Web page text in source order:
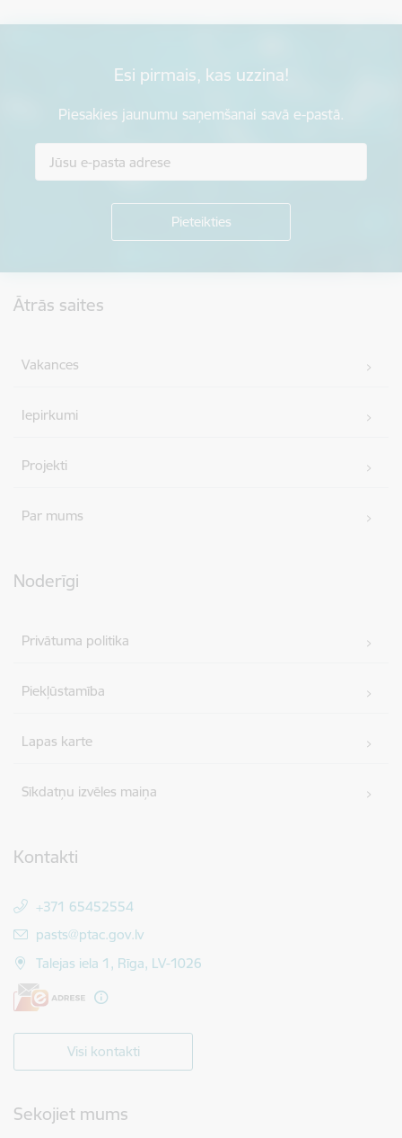
Esi pirmais, kas uzzina!
Piesakies jaunumu saņemšanai savā e-pastā.
Ātrās saites
Vakances
Iepirkumi
Projekti
Par mums
Noderīgi
Privātuma politika
Piekļūstamība
Lapas karte
Sīkdatņu izvēles maiņa
Kontakti
+371 65452554
E-pasts:
pasts@ptac.gov.lv
Talejas iela 1, Rīga, LV-1026
Visi kontakti
Sekojiet mums